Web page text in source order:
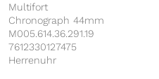
Multifort
Chronograph 44mm
M005.614.36.291.19
7612330127475
Herrenuhr